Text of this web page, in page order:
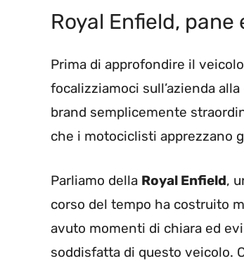
Royal Enfield, pane
Prima di approfondire il
focalizziamoci sull’azienda
brand semplicemente
che i motociclisti apprezzano
Parliamo della Royal Enfield,
corso del tempo ha costruito
avuto momenti di chiara ed
soddisfatta di questo veicolo.